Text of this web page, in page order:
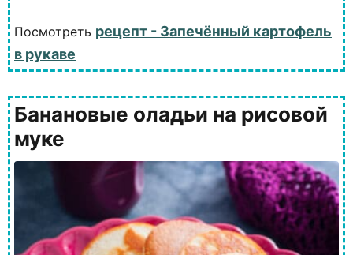
Посмотреть рецепт - Запечённый картофель
в рукаве
Банановые оладьи на рисовой
муке